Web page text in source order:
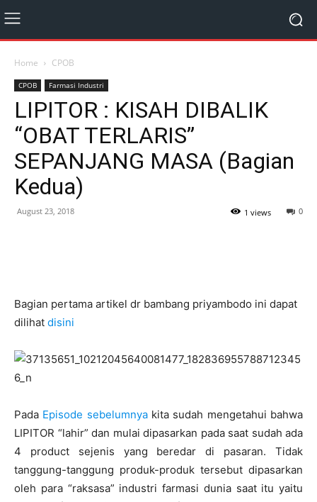
Home CPOB
CPOB Farmasi Industri
LIPITOR : KISAH DIBALIK
“OBAT TERLARIS”
SEPANJANG MASA (Bagian
Kedua)
August 23, 2018 0
1 views
Bagian pertama artikel dr bambang priyambodo ini dapat
dilihat disini
Pada Episode sebelumnya kita sudah mengetahui bahwa
LIPITOR “lahir” dan mulai dipasarkan pada saat sudah ada
4 product sejenis yang beredar di pasaran. Tidak
tanggung-tanggung produk-produk tersebut dipasarkan
oleh para “raksasa” industri farmasi dunia saat itu yaitu